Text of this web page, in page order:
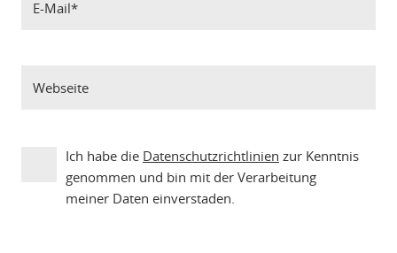
Ich habe die Datenschutzrichtlinien zur Kenntnis
genommen und bin mit der Verarbeitung
meiner Daten einverstaden.